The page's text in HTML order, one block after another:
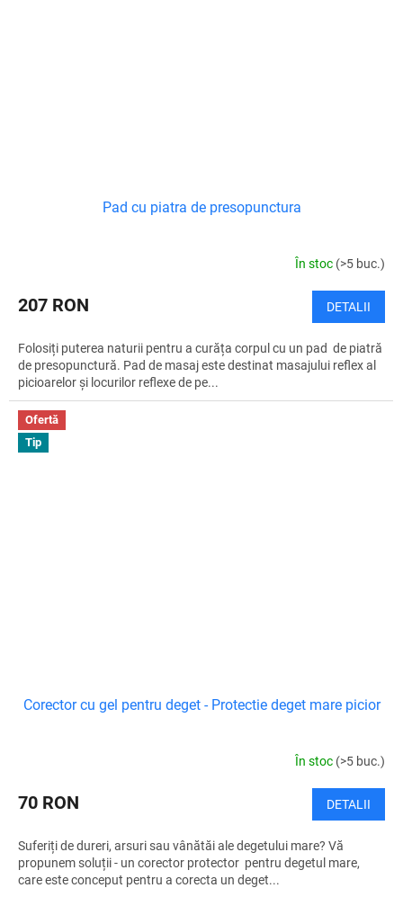
Pad cu piatra de presopunctura
În stoc (>5 buc.)
207 RON DETALII
Folosiți puterea naturii pentru a curăța corpul cu un pad de piatră
de presopunctură. Pad de masaj este destinat masajului reflex al
picioarelor și locurilor reflexe de pe...
Ofertă
Tip
Corector cu gel pentru deget - Protectie deget mare picior
În stoc (>5 buc.)
70 RON DETALII
Suferiți de dureri, arsuri sau vânătăi ale degetului mare? Vă
propunem soluții - un corector protector pentru degetul mare,
care este conceput pentru a corecta un deget...